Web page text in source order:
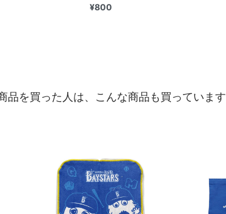
¥800
品を買った人は、こんな商品も買っています